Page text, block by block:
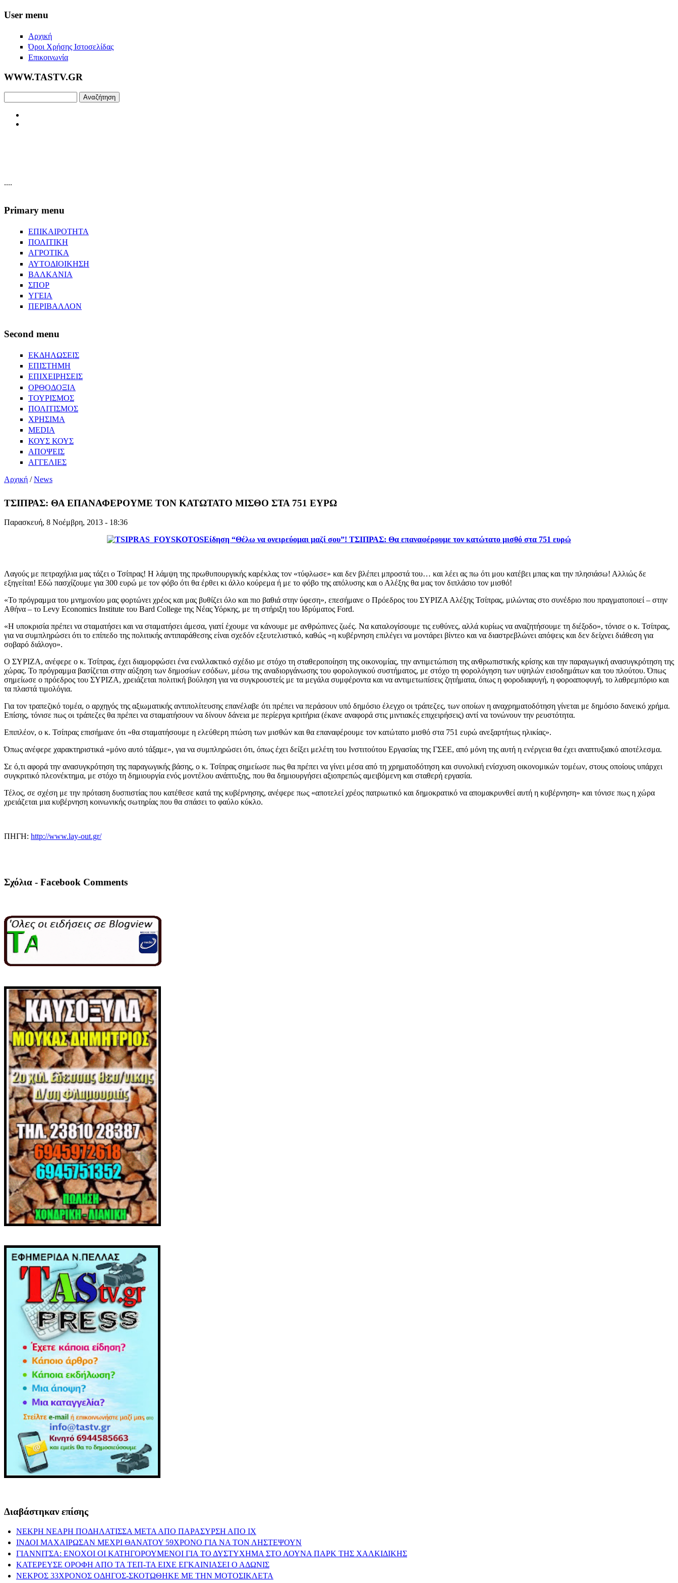
Skip to main content
User menu
Αρχική
Όροι Χρήσης Ιστοσελίδας
Επικοινωνία
WWW.TASTV.GR
....
Primary menu
ΕΠΙΚΑΙΡΟΤΗΤΑ
ΠΟΛΙΤΙΚΗ
ΑΓΡΟΤΙΚΑ
ΑΥΤΟΔΙΟΙΚΗΣΗ
ΒΑΛΚΑΝΙΑ
ΣΠΟΡ
ΥΓΕΙΑ
ΠΕΡΙΒΑΛΛΟΝ
Second menu
ΕΚΔΗΛΩΣΕΙΣ
ΕΠΙΣΤΗΜΗ
ΕΠΙΧΕΙΡΗΣΕΙΣ
ΟΡΘΟΔΟΞΙΑ
ΤΟΥΡΙΣΜΟΣ
ΠΟΛΙΤΙΣΜΟΣ
ΧΡΗΣΙΜΑ
MEDIA
ΚΟΥΣ ΚΟΥΣ
ΑΠΟΨΕΙΣ
ΑΓΓΕΛΙΕΣ
Αρχική /News
ΤΣΙΠΡΑΣ: ΘΑ ΕΠΑΝΑΦΕΡΟΥΜΕ ΤΟΝ ΚΑΤΩΤΑΤΟ ΜΙΣΘΟ ΣΤΑ 751 ΕΥΡΩ
Παρασκευή, 8 Νοέμβρη, 2013 - 18:36
Είδηση “Θέλω να ονειρεύομαι μαζί σου”! ΤΣΙΠΡΑΣ: Θα επαναφέρουμε τον κατώτατο μισθό στα 751 ευρώ
Λαγούς με πετραχήλια μας τάζει ο Τσίπρας! Η λάμψη της πρωθυπουργικής καρέκλας τον «τύφλωσε» και δεν βλέπει μπροστά του… και λέει ας πω ότι μου κατέβει μπας και την πλησιάσω! Αλλιώς δε
εξηγείται! Εδώ πασχίζουμε για 300 ευρώ με τον φόβο ότι θα έρθει κι άλλο κούρεμα ή με το φόβο της απόλυσης και ο Αλέξης θα μας τον διπλάσιο τον μισθό!
«Το πρόγραμμα του μνημονίου μας φορτώνει χρέος και μας βυθίζει όλο και πιο βαθιά στην ύφεση», επεσήμανε ο Πρόεδρος του ΣΥΡΙΖΑ Αλέξης Τσίπρας, μιλώντας στο συνέδριο που πραγματοποιεί – στην
Αθήνα – το Levy Economics Institute του Bard College της Νέας Υόρκης, με τη στήριξη του Ιδρύματος Ford.
«Η υποκρισία πρέπει να σταματήσει και να σταματήσει άμεσα, γιατί έχουμε να κάνουμε με ανθρώπινες ζωές. Να καταλογίσουμε τις ευθύνες, αλλά κυρίως να αναζητήσουμε τη διέξοδο», τόνισε ο κ. Τσίπρας,
για να συμπληρώσει ότι το επίπεδο της πολιτικής αντιπαράθεσης είναι σχεδόν εξευτελιστικό, καθώς «η κυβέρνηση επιλέγει να μοντάρει βίντεο και να διαστρεβλώνει απόψεις και δεν δείχνει διάθεση για
σοβαρό διάλογο».
Ο ΣΥΡΙΖΑ, ανέφερε ο κ. Τσίπρας, έχει διαμορφώσει ένα εναλλακτικό σχέδιο με στόχο τη σταθεροποίηση της οικονομίας, την αντιμετώπιση της ανθρωπιστικής κρίσης και την παραγωγική ανασυγκρότηση της
χώρας. Το πρόγραμμα βασίζεται στην αύξηση των δημοσίων εσόδων, μέσω της αναδιοργάνωσης του φορολογικού συστήματος, με στόχο τη φορολόγηση των υψηλών εισοδημάτων και του πλούτου. Όπως
σημείωσε ο πρόεδρος του ΣΥΡΙΖΑ, χρειάζεται πολιτική βούληση για να συγκρουστείς με τα μεγάλα συμφέροντα και να αντιμετωπίσεις ζητήματα, όπως η φοροδιαφυγή, η φοροαποφυγή, το λαθρεμπόριο και
τα πλαστά τιμολόγια.
Για τον τραπεζικό τομέα, ο αρχηγός της αξιωματικής αντιπολίτευσης επανέλαβε ότι πρέπει να περάσουν υπό δημόσιο έλεγχο οι τράπεζες, των οποίων η αναχρηματοδότηση γίνεται με δημόσιο δανεικό χρήμα.
Επίσης, τόνισε πως οι τράπεζες θα πρέπει να σταματήσουν να δίνουν δάνεια με περίεργα κριτήρια (έκανε αναφορά στις μιντιακές επιχειρήσεις) αντί να τονώνουν την ρευστότητα.
Επιπλέον, ο κ. Τσίπρας επισήμανε ότι «θα σταματήσουμε η ελεύθερη πτώση των μισθών και θα επαναφέρουμε τον κατώτατο μισθό στα 751 ευρώ ανεξαρτήτως ηλικίας».
Όπως ανέφερε χαρακτηριστικά «μόνο αυτό τάξαμε», για να συμπληρώσει ότι, όπως έχει δείξει μελέτη του Ινστιτούτου Εργασίας της ΓΣΕΕ, από μόνη της αυτή η ενέργεια θα έχει αναπτυξιακό αποτέλεσμα.
Σε ό,τι αφορά την ανασυγκρότηση της παραγωγικής βάσης, ο κ. Τσίπρας σημείωσε πως θα πρέπει να γίνει μέσα από τη χρηματοδότηση και συνολική ενίσχυση οικονομικών τομέων, στους οποίους υπάρχει
συγκριτικό πλεονέκτημα, με στόχο τη δημιουργία ενός μοντέλου ανάπτυξης, που θα δημιουργήσει αξιοπρεπώς αμειβόμενη και σταθερή εργασία.
Τέλος, σε σχέση με την πρόταση δυσπιστίας που κατέθεσε κατά της κυβέρνησης, ανέφερε πως «αποτελεί χρέος πατριωτικό και δημοκρατικό να απομακρυνθεί αυτή η κυβέρνηση» και τόνισε πως η χώρα
χρειάζεται μια κυβέρνηση κοινωνικής σωτηρίας που θα σπάσει το φαύλο κύκλο.
ΠΗΓΗ: http://www.lay-out.gr/
Σχόλια - Facebook Comments
Διαβάστηκαν επίσης
ΝΕΚΡΗ ΝΕΑΡΗ ΠΟΔΗΛΑΤΙΣΣΑ ΜΕΤΑ ΑΠΟ ΠΑΡΑΣΥΡΣΗ ΑΠΟ ΙΧ
ΙΝΔΟΙ ΜΑΧΑΙΡΩΣΑΝ ΜΕΧΡΙ ΘΑΝΑΤΟΥ 59ΧΡΟΝΟ ΓΙΑ ΝΑ ΤΟΝ ΛΗΣΤΕΨΟΥΝ
ΓΙΑΝΝΙΤΣΑ: ΕΝΟΧΟΙ ΟΙ ΚΑΤΗΓΟΡΟΥΜΕΝΟΙ ΓΙΑ ΤΟ ΔΥΣΤΥΧΗΜΑ ΣΤΟ ΛΟΥΝΑ ΠΑΡΚ ΤΗΣ ΧΑΛΚΙΔΙΚΗΣ
ΚΑΤΕΡΕΥΣΕ ΟΡΟΦΗ ΑΠΟ ΤΑ ΤΕΠ-ΤΑ ΕΙΧΕ ΕΓΚΑΙΝΙΑΣΕΙ Ο ΑΔΩΝΙΣ
ΝΕΚΡΟΣ 33ΧΡΟΝΟΣ ΟΔΗΓΟΣ-ΣΚΟΤΩΘΗΚΕ ΜΕ ΤΗΝ ΜΟΤΟΣΙΚΛΕΤΑ